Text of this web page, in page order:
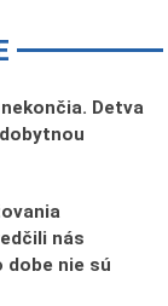
Detva
nás
dobe nie sú